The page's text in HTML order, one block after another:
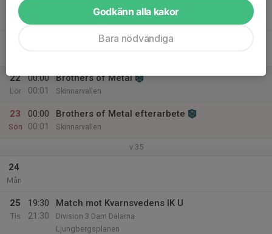
20
Tor
Brothers of Metal
Brothers of Metal
22
Lör
00:00
00:01
Brothers of Metal
Skinnarvallen
23
Sön
00:00
00:01
Brothers of Metal efterarbete
Skinnarvallen
v.35
24
Mån
25
Tis
19:30
21:30
Match mot Kvarnsvedens IK U
Division 3 Dam Dalarna
Ljungbergsplanen
Godkänn alla kakor
Bara nödvändiga